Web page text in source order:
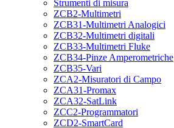
Strumenti di misura
ZCB2-Multimetri
ZCB31-Multimetri Analogici
ZCB32-Multimetri digitali
ZCB33-Multimetri Fluke
ZCB34-Pinze Amperometriche
ZCB35-Vari
ZCA2-Misuratori di Campo
ZCA31-Promax
ZCA32-SatLink
ZCC2-Programmatori
ZCD2-SmartCard